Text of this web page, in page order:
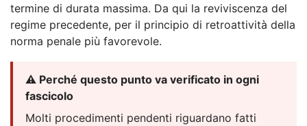
termine di durata massima. Da qui la reviviscenza del
regime precedente, per il principio di retroattività della
norma penale più favorevole.
⚠️ Perché questo punto va verificato in ogni
fascicolo
Molti procedimenti pendenti riguardano fatti